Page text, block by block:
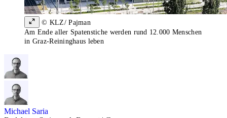
© KLZ/ Pajman
Am Ende aller Spatenstiche werden rund 12.000 Menschen
in Graz-Reininghaus leben
Michael Saria